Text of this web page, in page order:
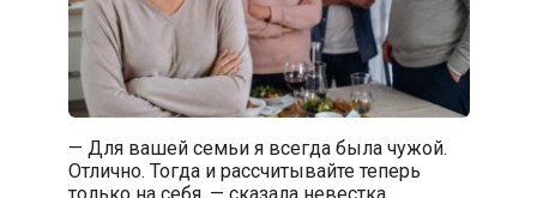
— Для вашей семьи я всегда была чужой.
Отлично. Тогда и рассчитывайте теперь
только на себя, — сказала невестка